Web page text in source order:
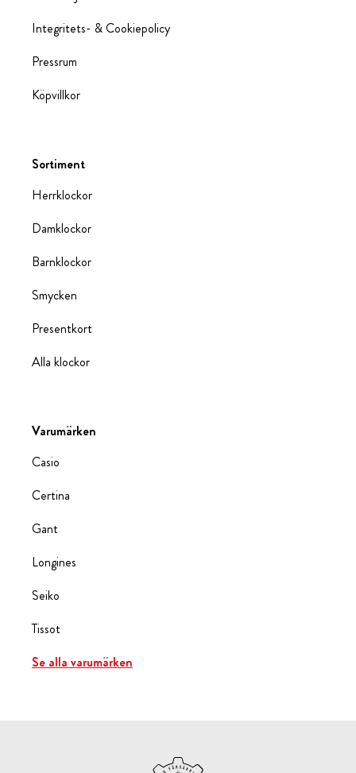
Integritets- & Cookiepolicy
Pressrum
Köpvillkor
Sortiment
Herrklockor
Damklockor
Barnklockor
Smycken
Presentkort
Alla klockor
Varumärken
Casio
Certina
Gant
Longines
Seiko
Tissot
Se alla varumärken